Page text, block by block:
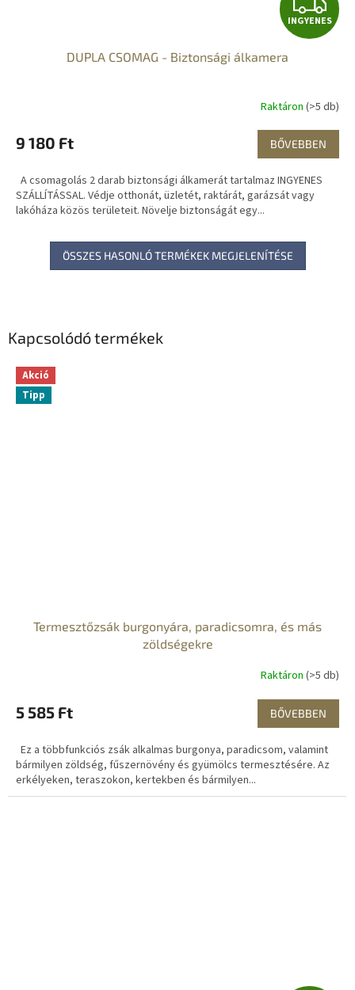
Kapcsolódó termékek
Akció
Tipp
Termesztőzsák burgonyára, paradicsomra, és más
zöldségekre
Raktáron (>5 db)
5 585 Ft BŐVEBBEN
Ez a többfunkciós zsák alkalmas burgonya, paradicsom, valamint
bármilyen zöldség, fűszernövény és gyümölcs termesztésére. Az
erkélyeken, teraszokon, kertekben és bármilyen...
N
Y
E
N
INGYENES
DUPLA CSOMAG - Biztonsági álkamera
Raktáron (>5 db)
9 180 Ft BŐVEBBEN
A csomagolás 2 darab biztonsági álkamerát tartalmaz INGYENES
SZÁLLÍTÁSSAL. Védje otthonát, üzletét, raktárát, garázsát vagy
lakóháza közös területeit. Növelje biztonságát egy...
ÖSSZES HASONLÓ TERMÉKEK MEGJELENÍTÉSE